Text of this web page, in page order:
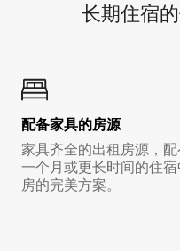
长期住宿
配备家具的房源
家具齐全的出租房源，
一个月或更长时间的住
房的完美方案。